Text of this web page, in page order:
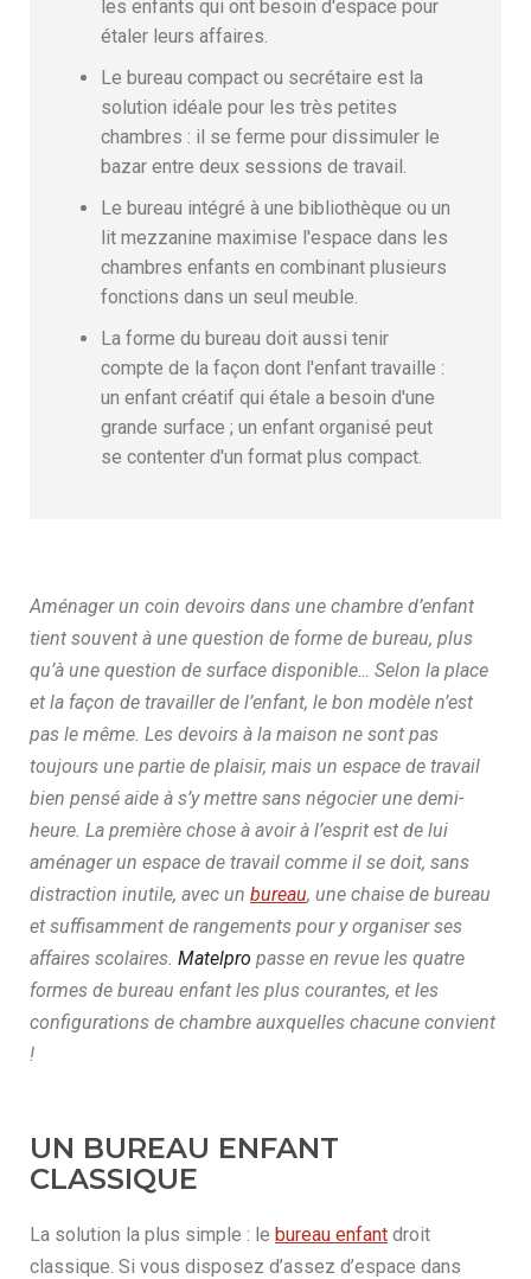
les enfants qui ont besoin d'espace pour
étaler leurs affaires.
Le bureau compact ou secrétaire est la
solution idéale pour les très petites
chambres : il se ferme pour dissimuler le
bazar entre deux sessions de travail.
Le bureau intégré à une bibliothèque ou un
lit mezzanine maximise l'espace dans les
chambres enfants en combinant plusieurs
fonctions dans un seul meuble.
La forme du bureau doit aussi tenir
compte de la façon dont l'enfant travaille :
un enfant créatif qui étale a besoin d'une
grande surface ; un enfant organisé peut
se contenter d'un format plus compact.
Aménager un coin devoirs dans une chambre d’enfant
tient souvent à une question de forme de bureau, plus
qu’à une question de surface disponible… Selon la place
et la façon de travailler de l’enfant, le bon modèle n’est
pas le même. Les devoirs à la maison ne sont pas
toujours une partie de plaisir, mais un espace de travail
bien pensé aide à s’y mettre sans négocier une demi-
heure. La première chose à avoir à l’esprit est de lui
aménager un espace de travail comme il se doit, sans
distraction inutile, avec un bureau, une chaise de bureau
et suffisamment de rangements pour y organiser ses
affaires scolaires. Matelpro passe en revue les quatre
formes de bureau enfant les plus courantes, et les
configurations de chambre auxquelles chacune convient
!
UN BUREAU ENFANT
CLASSIQUE
La solution la plus simple : le bureau enfant droit
classique. Si vous disposez d’assez d’espace dans